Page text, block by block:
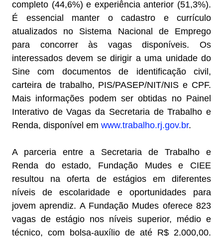
completo (44,6%) e experiência anterior (51,3%).
É essencial manter o cadastro e currículo
atualizados no Sistema Nacional de Emprego
para concorrer às vagas disponíveis. Os
interessados devem se dirigir a uma unidade do
Sine com documentos de identificação civil,
carteira de trabalho, PIS/PASEP/NIT/NIS e CPF.
Mais informações podem ser obtidas no Painel
Interativo de Vagas da Secretaria de Trabalho e
Renda, disponível em www.trabalho.rj.gov.br.
A parceria entre a Secretaria de Trabalho e
Renda do estado, Fundação Mudes e CIEE
resultou na oferta de estágios em diferentes
níveis de escolaridade e oportunidades para
jovem aprendiz. A Fundação Mudes oferece 823
vagas de estágio nos níveis superior, médio e
técnico, com bolsa-auxílio de até R$ 2.000,00.